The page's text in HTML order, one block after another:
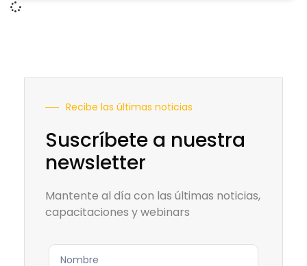
Recibe las últimas noticias
Suscríbete a nuestra
newsletter
Mantente al día con las últimas noticias,
capacitaciones y webinars